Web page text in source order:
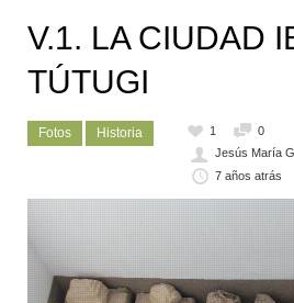
V.1. LA CIUDAD
TÚTUGI
Fotos Historia 1
0
Jesús María
7 años atrás